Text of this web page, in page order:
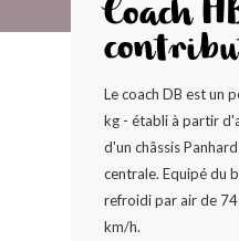
ARCHIVES
LE BLOG
Coach
Le coach DB est un
kg - établi à partir
d'un châssis
centrale. Equipé du
refroidi par air de
km/h.